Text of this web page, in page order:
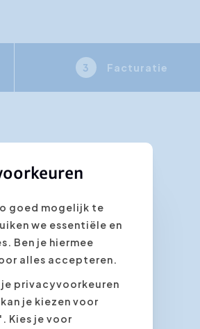
3 Facturatie
goed mogelijk te
we essentiële en
Ben je hiermee
alles accepteren.
privacyvoorkeuren
je kiezen voor
Kies je voor